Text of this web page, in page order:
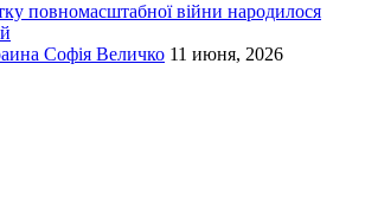
повномасштабної війни народилося
Софія Величко 11 июня, 2026